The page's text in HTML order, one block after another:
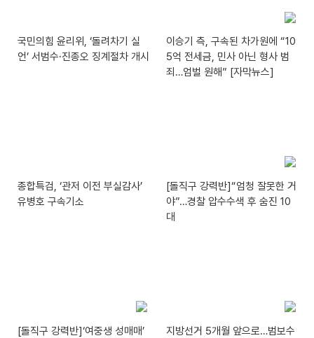
국민의힘 윤리위, ‘돌려차기 실
언’ 서범수·진종오 징계절차 개시
이승기 측, 구속된 차가원에 “10
5억 전세금, 민사 아닌 형사 범
죄…엄벌 원해” [자막뉴스]
종합특검, ‘관저 이전 부실감사’
유병호 구속기소
[돌직구 강력반]“엄청 잘못한 거
야”…경찰 압수수색 후 숨진 10
대
[돌직구 강력반]‘여중생 성매매’
지방선거 5개월 앞으로…범보수